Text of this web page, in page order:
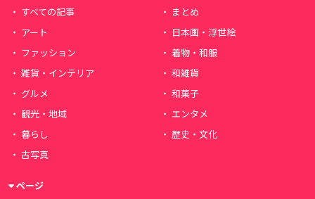
すべての記事
まとめ
アート
日本画・浮世絵
ファッション
着物・和服
雑貨・インテリア
和雑貨
グルメ
和菓子
観光・地域
エンタメ
暮らし
歴史・文化
古写真
ページ